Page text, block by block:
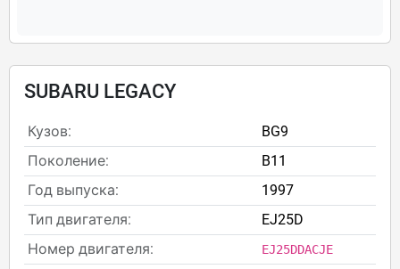
SUBARU LEGACY
Кузов:
BG9
Поколение:
B11
Год выпуска:
1997
Тип двигателя:
EJ25D
Номер двигателя:
EJ25DDACJE